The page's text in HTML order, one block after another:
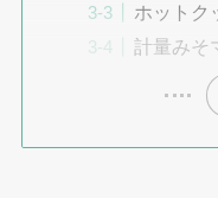
ホットク
計量みそ